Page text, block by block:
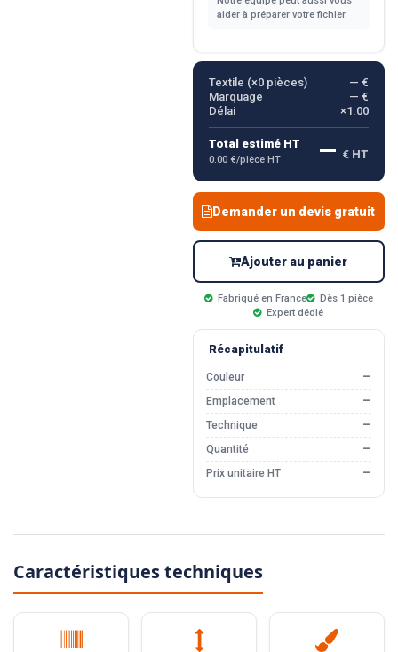
aider à préparer votre fichier.
Textile (×0pièces)
— €
Marquage
— €
Délai
×1.00
Total estimé HT
0.00 €/pièce HT — € HT
Demander un devis gratuit
Ajouter au panier
Fabriqué en France
Dès 1 pièce
Expert dédié
Récapitulatif
Couleur
—
Emplacement
—
Technique
—
Quantité
—
Prix unitaire HT
—
Caractéristiques techniques